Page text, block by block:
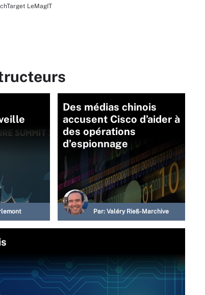
LeMagIT
Des médias chinois
accusent Cisco d’aider à
des opérations
d’espionnage
Par: Valéry Rieß-Marchive